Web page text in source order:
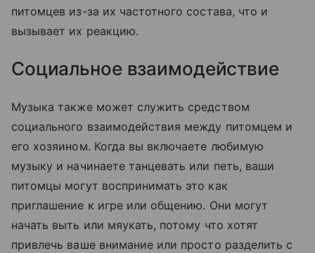
питомцев из-за их частотного состава, что и
вызывает их реакцию.
Социальное взаимодействие
Музыка также может служить средством
социального взаимодействия между питомцем и
его хозяином. Когда вы включаете любимую
музыку и начинаете танцевать или петь, ваши
питомцы могут воспринимать это как
приглашение к игре или общению. Они могут
начать выть или мяукать, потому что хотят
привлечь ваше внимание или просто разделить с